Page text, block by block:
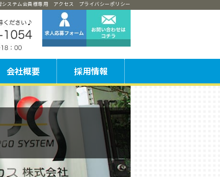
プライバシーポリシー
アクセス
システム会員様専用
会社概要
業所
営業所
業所
ス一覧
採用情報
ジェイカスの特長
募集要項一覧
ドライバー職は初めての方へ
ご家族の皆様へ
社内行事・イベント紹介
フォト＆ムービーギャラリー
スマホ面接